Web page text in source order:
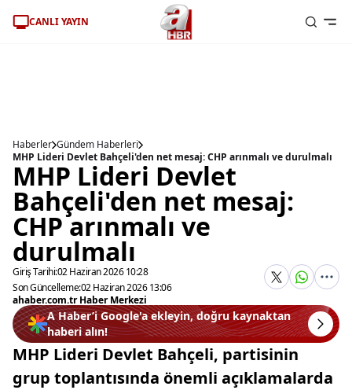
CANLI YAYIN
Haberler Gündem Haberleri
MHP Lideri Devlet Bahçeli'den net mesaj: CHP arınmalı ve durulmalı
MHP Lideri Devlet
Bahçeli'den net mesaj:
CHP arınmalı ve
durulmalı
Giriş Tarihi:02 Haziran 2026 10:28
Son Güncelleme:02 Haziran 2026 13:06
ahaber.com.tr Haber Merkezi
A Haber’i Google'a ekleyin, doğru kaynaktan
haberi alın!
MHP Lideri Devlet Bahçeli, partisinin
grup toplantısında önemli açıklamalarda